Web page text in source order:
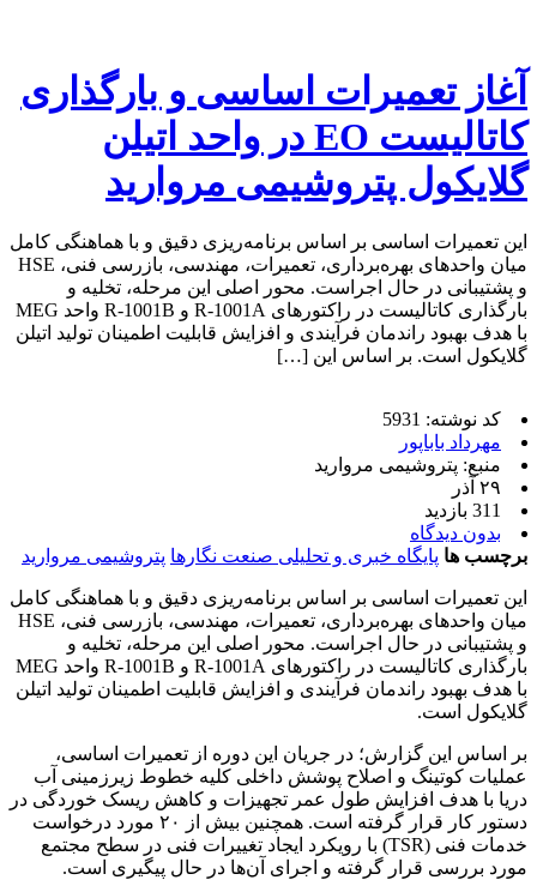
آغاز تعمیرات اساسی و بارگذاری
کاتالیست EO در واحد اتیلن
گلایکول پتروشیمی مروارید
این تعمیرات اساسی بر اساس برنامه‌ریزی دقیق و با هماهنگی کامل
میان واحدهای بهره‌برداری، تعمیرات، مهندسی، بازرسی فنی، HSE
و پشتیبانی در حال اجراست. محور اصلی این مرحله، تخلیه و
بارگذاری کاتالیست در راکتورهای R-1001A و R-1001B واحد MEG
با هدف بهبود راندمان فرآیندی و افزایش قابلیت اطمینان تولید اتیلن
گلایکول است. بر اساس این […]
کد نوشته: 5931
مهرداد باباپور
منبع: پتروشیمی مروارید
۲۹ آذر
311 بازدید
بدون دیدگاه
برچسب ها پایگاه خبری و تحلیلی صنعت نگارها پتروشیمی مروارید
این تعمیرات اساسی بر اساس برنامه‌ریزی دقیق و با هماهنگی کامل
میان واحدهای بهره‌برداری، تعمیرات، مهندسی، بازرسی فنی، HSE
و پشتیبانی در حال اجراست. محور اصلی این مرحله، تخلیه و
بارگذاری کاتالیست در راکتورهای R-1001A و R-1001B واحد MEG
با هدف بهبود راندمان فرآیندی و افزایش قابلیت اطمینان تولید اتیلن
گلایکول است.
بر اساس این گزارش؛ در جریان این دوره از تعمیرات اساسی،
عملیات کوتینگ و اصلاح پوشش داخلی کلیه خطوط زیرزمینی آب
دریا با هدف افزایش طول عمر تجهیزات و کاهش ریسک خوردگی در
دستور کار قرار گرفته است. همچنین بیش از ۲۰ مورد درخواست
خدمات فنی (TSR) با رویکرد ایجاد تغییرات فنی در سطح مجتمع
مورد بررسی قرار گرفته و اجرای آن‌ها در حال پیگیری است.